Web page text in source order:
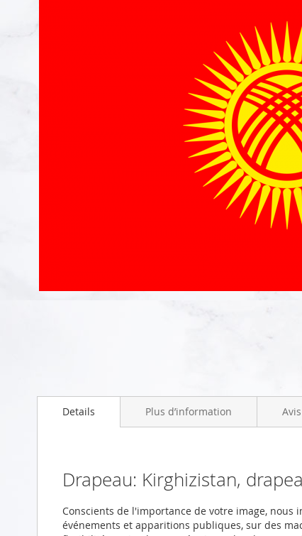
to
gallery
Details
Drapeau: Kirghizistan,
Conscients de l'importance de votre image,
événements et apparitions publiques, sur des
Plus d’information Avis